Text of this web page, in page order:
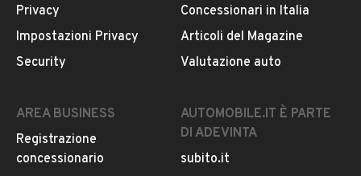
Privacy
Impostazioni Privacy
Security
Concessionari in Italia
Articoli del Magazine
Valutazione auto
AREA BUSINESS
Registrazione
concessionario
AUTOMOBILE.IT È PARTE
DI ADEVINTA
subito.it